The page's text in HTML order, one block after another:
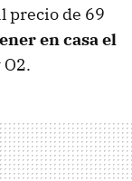
precio de 69
en casa el